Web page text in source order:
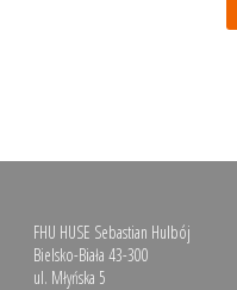
FHU HUSE Sebastian Hulbój
Bielsko-Biała 43-300
ul. Młyńska 5